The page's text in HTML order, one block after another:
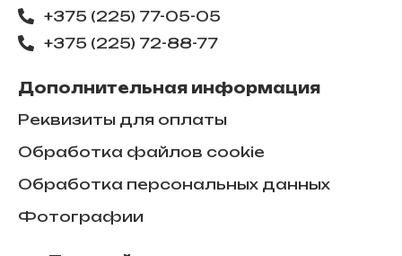
+375 (225) 77-05-05
+375 (225) ​72-88-77
Дополнительная информация
Реквизиты для оплаты
Обработка файлов cookie
Обработка персональных данных
Фотографии